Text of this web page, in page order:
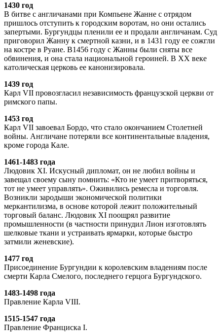
1430 год
В битве с англичанами при Компьене Жанне с отрядом
пришлось отступить к городским воротам, но они остались
запертыми. Бургундцы пленили ее и продали англичанам. Суд
приговорил Жанну к смертной казни, и в 1431 году ее сожгли
на костре в Руане. В1456 году с Жанны были сняты все
обвинения, и она стала национальной героиней. В ХХ веке
католическая церковь ее канонизировала.
1439 год
Карл VII провозгласил независимость французской церкви от
римского папы.
1453 год
Карл VII завоевал Бордо, что стало окончанием Столетней
войны. Англичане потеряли все континентальные владения,
кроме города Кале.
1461-1483 года
Людовик XI. Искусный дипломат, он не любил войны и
завещал своему сыну помнить: «Кто не умеет притворяться,
тот не умеет управлять». Оживились ремесла и торговля.
Возникли зародыши экономической политики
меркантилизма, в основе которой лежит положительный
торговый баланс. Людовик XI поощрял развитие
промышленности (в частности принудил Лион изготовлять
шелковые ткани и устраивать ярмарки, которые быстро
затмили женевские).
1477 год
Присоединение Бургундии к королевским владениям после
смерти Карла Смелого, последнего герцога Бургундского.
1483-1498 года
Правление Карла VIII.
1515-1547 года
Правление Франциска I.